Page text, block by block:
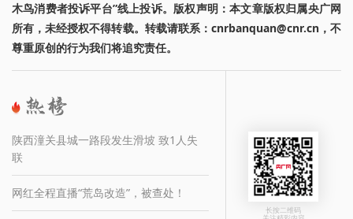
木鸟消费者投诉平台”线上投诉。版权声明：本文章版权归属央广网
所有，未经授权不得转载。转载请联系：cnrbanquan@cnr.cn，不
尊重原创的行为我们将追究责任。
陕西潼关县城一路段发生滑坡 致1人失
联
网红全程直播“荒岛改造”，被查处！
长按二维码